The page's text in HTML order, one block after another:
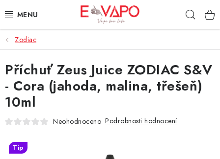
na
3D TISK
TIPY ZA DOBROU CENU
AROMATA A PŘÍCHUTĚ
BÁZE
E-LIQUIDY
Zodiac
Příchuť Zeus Juice ZODIAC S&V
- Cora (jahoda, malina, třešeň)
10ml
Neohodnoceno Podrobnosti hodnocení
Tip